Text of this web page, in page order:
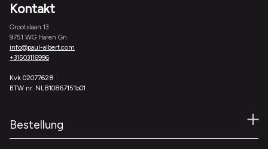
Kontakt
Grootslaan 13
9751 WG Haren Gn
info@paul-albert.com
+31503116996
Kvk 02077628
BTW nr. NL810867151b01
Bestellung